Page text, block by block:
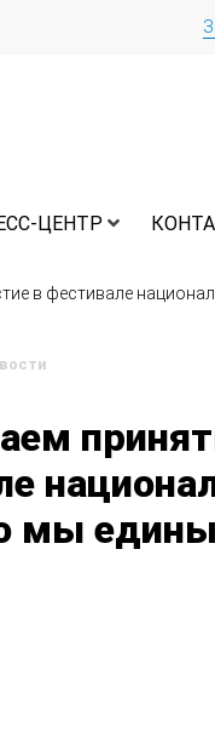
ЦЕНТР
в фестивале
мы